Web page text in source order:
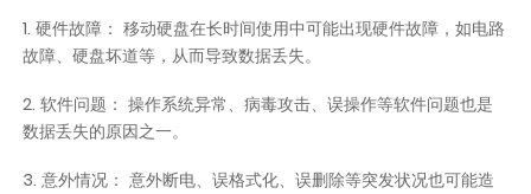
1. 硬件故障： 移动硬盘在长时间使用中可能出现硬件故障，如电路
故障、硬盘坏道等，从而导致数据丢失。
2. 软件问题： 操作系统异常、病毒攻击、误操作等软件问题也是
数据丢失的原因之一。
3. 意外情况： 意外断电、误格式化、误删除等突发状况也可能造